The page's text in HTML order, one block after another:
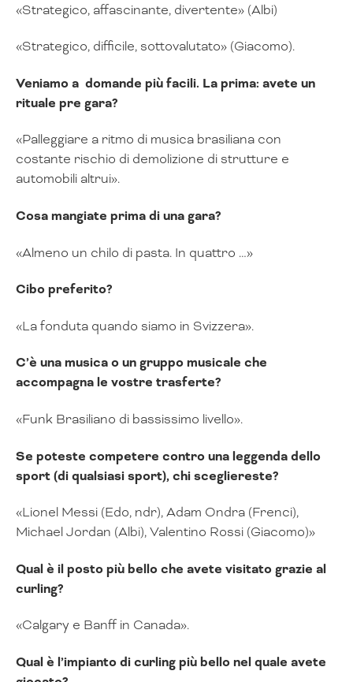
«Strategico, affascinante, divertente» (Albi)
«Strategico, difficile, sottovalutato» (Giacomo).
Veniamo a domande più facili. La prima: avete un
rituale pre gara?
«Palleggiare a ritmo di musica brasiliana con
costante rischio di demolizione di strutture e
automobili altrui».
Cosa mangiate prima di una gara?
«Almeno un chilo di pasta. In quattro …»
Cibo preferito?
«La fonduta quando siamo in Svizzera».
C’è una musica o un gruppo musicale che
accompagna le vostre trasferte?
«Funk Brasiliano di bassissimo livello».
Se poteste competere contro una leggenda dello
sport (di qualsiasi sport), chi scegliereste?
«Lionel Messi (Edo, ndr), Adam Ondra (Frenci),
Michael Jordan (Albi), Valentino Rossi (Giacomo)»
Qual è il posto più bello che avete visitato grazie al
curling?
«Calgary e Banff in Canada».
Qual è l’impianto di curling più bello nel quale avete